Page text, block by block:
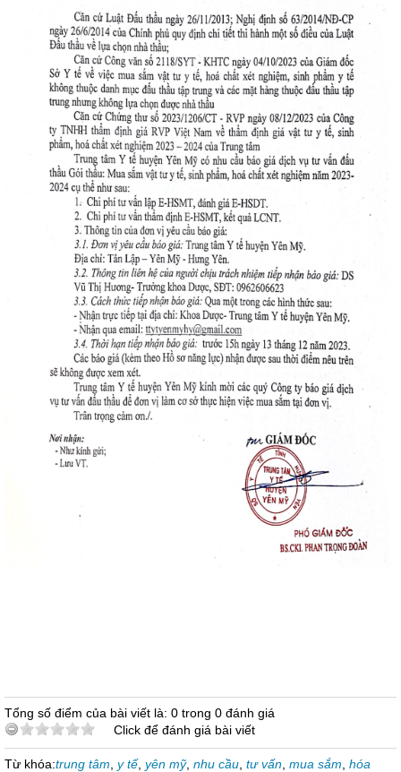
Tổng số điểm của bài viết là: 0 trong 0 đánh giá
Click để đánh giá bài viết
Từ khóa:trung tâm y tế, yên mỹ, nhu cầu tư vấn mua sắm hóa